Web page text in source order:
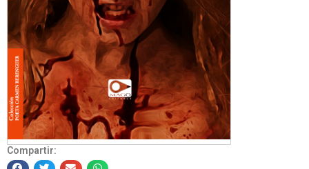
Compartir: